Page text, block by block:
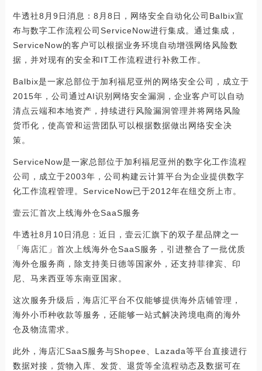
牛透社8月9日消息：8月8日，网络安全自动化公司Balbix宣
布与数字工作流程公司ServiceNow进行集成。通过集成，
ServiceNow的客户可以根据业务环境自动增强网络风险数
据，并对现有的安全和IT工作流程进行补救工作。
Balbix是一家总部位于加利福尼亚州的网络安全公司，成立于
2015年，公司通过AI识别网络安全漏洞，企业客户可以自动
清点云端和本地资产，持续进行风险漏洞管理并将网络风险
货币化，使高管和运营团队可以根据数据做出网络安全决
策。
ServiceNow是一家总部位于加利福尼亚州的数字化工作流程
公司，成立于2003年，公司构建云计算平台为企业提供数字
化工作流程管理。ServiceNow已于2012年在纽交所上市。
壹云汇首次上线海外仓SaaS服务
牛透社8月10日消息：近日，壹云汇旗下的双子星品牌之一
「海店汇」首次上线海外仓SaaS服务，引进整合了一批优质
海外仓服务商，除支持美日德等国家外，还支持菲律宾、印
尼、马来西亚等东南亚国家。
这次服务升级后，海店汇平台不仅能够提供海外店铺管理，
海外小币种收款等服务，还能够一站式解决跨境电商的海外
仓及物流需求。
此外，海店汇SaaS服务与Shopee、Lazada等平台直接进行
数据对接，货物入库、发货、退货等全流程动态及数据可在